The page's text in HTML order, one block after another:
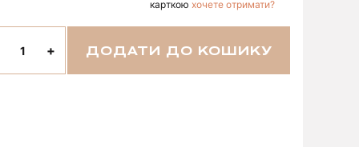
карткою хочете отримати?
+ ДОДАТИ ДО КОШИКУ